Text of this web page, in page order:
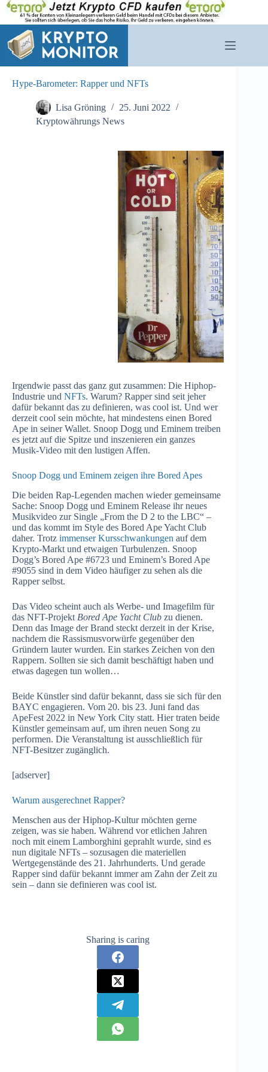
Zum
Inhalt
springen
Hype-Barometer: Rapper und NFTs
Lisa Gröning
25. Juni 2022
Kryptowährungs News
Irgendwie passt das ganz gut zusammen: Die Hiphop-
Industrie und NFTs. Warum? Rapper sind seit jeher
dafür bekannt das zu definieren, was cool ist. Und wer
derzeit cool sein möchte, hat mindestens einen Bored
Ape in seiner Wallet. Snoop Dogg und Eminem treiben
es jetzt auf die Spitze und inszenieren ein ganzes
Musik-Video mit den lustigen Affen.
Snoop Dogg und Eminem zeigen ihre Bored Apes
Die beiden Rap-Legenden machen wieder gemeinsame
Sache: Snoop Dogg und Eminem Release ihr neues
Musikvideo zur Single „From the D 2 to the LBC“ –
und das kommt im Style des Bored Ape Yacht Club
daher. Trotz immenser Kursschwankungen auf dem
Krypto-Markt und etwaigen Turbulenzen. Snoop
Dogg’s Bored Ape #6723 und Eminem’s Bored Ape
#9055 sind in dem Video häufiger zu sehen als die
Rapper selbst.
Das Video scheint auch als Werbe- und Imagefilm für
das NFT-Projekt Bored Ape Yacht Club zu dienen.
Denn das Image der Brand steckt derzeit in der Krise,
nachdem die Rassismusvorwürfe gegenüber den
Gründern lauter wurden. Ein starkes Zeichen von den
Rappern. Sollten sie sich damit beschäftigt haben und
etwas dagegen tun wollen…
Beide Künstler sind dafür bekannt, dass sie sich für den
BAYC engagieren. Vom 20. bis 23. Juni fand das
ApeFest 2022 in New York City statt. Hier traten beide
Künstler gemeinsam auf, um ihren neuen Song zu
performen. Die Veranstaltung ist ausschließlich für
NFT-Besitzer zugänglich.
[adserver]
Warum ausgerechnet Rapper?
Menschen aus der Hiphop-Kultur möchten gerne
zeigen, was sie haben. Während vor etlichen Jahren
noch mit einem Lamborghini geprahlt wurde, sind es
nun digitale NFTs – sozusagen die materiellen
Wertgegenstände des 21. Jahrhunderts. Und gerade
Rapper sind dafür bekannt immer am Zahn der Zeit zu
sein – dann sie definieren was cool ist.
Sharing is caring